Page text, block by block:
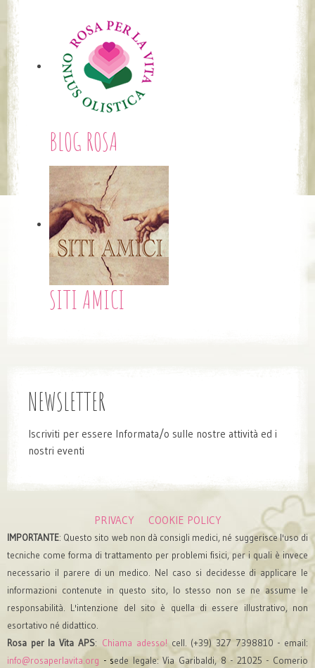
BLOG ROSA
SITI AMICI
NEWSLETTER
Iscriviti per essere Informata/o sulle nostre attività ed i
nostri eventi
PRIVACY COOKIE POLICY
IMPORTANTE: Questo sito web non dà consigli medici, né suggerisce l'uso di
tecniche come forma di trattamento per problemi fisici, per i quali è invece
necessario il parere di un medico. Nel caso si decidesse di applicare le
informazioni contenute in questo sito, lo stesso non se ne assume le
responsabilità. L'intenzione del sito è quella di essere illustrativo, non
esortativo né didattico.
Rosa per la Vita APS: Chiama adesso! cell. (+39) 327 7398810 - email:
info@rosaperlavita.org - sede legale: Via Garibaldi, 8 - 21025 - Comerio